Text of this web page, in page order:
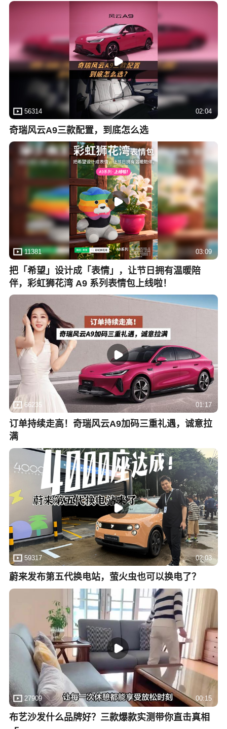
56314 02:04
奇瑞风云A9三款配置，到底怎么选
11381 03:09
把「希望」设计成「表情」，让节日拥有温暖陪
伴，彩虹狮花湾 A9 系列表情包上线啦！
66235 01:17
订单持续走高！奇瑞风云A9加码三重礼遇，诚意拉
满
59317 02:03
蔚来发布第五代换电站，萤火虫也可以换电了？
27909 00:15
布艺沙发什么品牌好？三款爆款实测带你直击真相